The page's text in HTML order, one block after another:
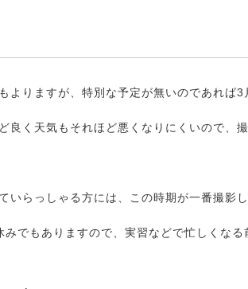
よりますが、特別な予定が無いのであれば3
良く天気もそれほど悪くなりにくいので、
いらっしゃる方には、この時期が一番撮影
でもありますので、実習などで忙しくなる